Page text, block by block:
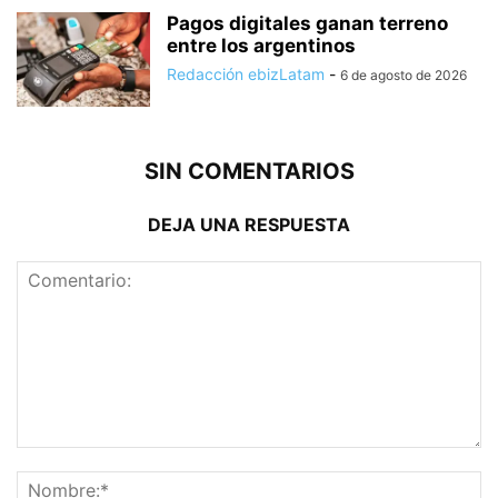
Pagos digitales ganan terreno
entre los argentinos
Redacción ebizLatam - 6 de agosto de 2026
SIN COMENTARIOS
DEJA UNA RESPUESTA